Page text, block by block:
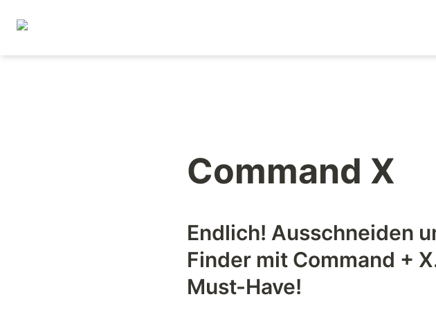
Command X
Endlich! Ausschneiden
Finder mit Command +
Must-Have!